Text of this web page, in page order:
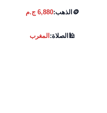
🪙 الذهب:6,880 ج.م
🕌الصلاة:المغرب